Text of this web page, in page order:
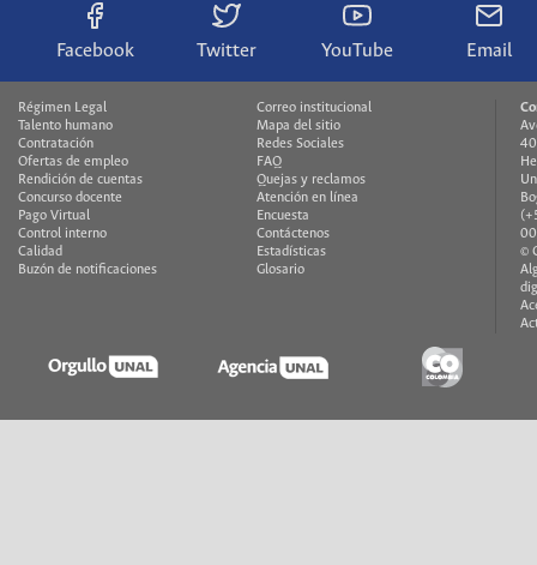
Facebook Twitter YouTube Email
Régimen Legal
Talento humano
Contratación
Ofertas de empleo
Rendición de cuentas
Concurso docente
Pago Virtual
Control interno
Calidad
Buzón de notificaciones
Correo institucional
Mapa del sitio
Redes Sociales
FAQ
Quejas y reclamos
Atención en línea
Encuesta
Contáctenos
Estadísticas
Glosario
©